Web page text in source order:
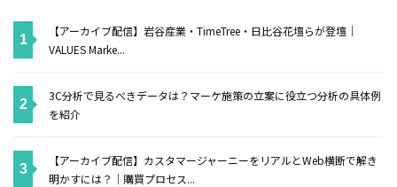
【アーカイブ配信】岩谷産業・TimeTree・日比谷花壇らが登壇｜
VALUES Marke...
3C分析で見るべきデータは？マーケ施策の立案に役立つ分析の具体例
を紹介
【アーカイブ配信】カスタマージャーニーをリアルとWeb横断で解き
明かすには？｜購買プロセス...